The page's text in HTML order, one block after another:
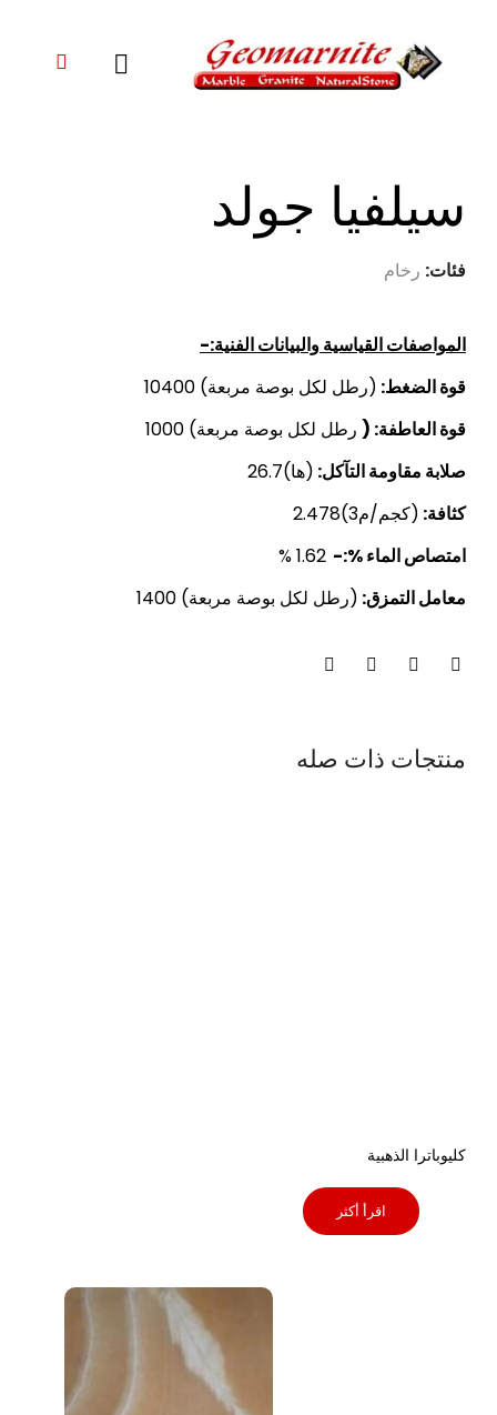
سيلفيا جولد
فئات: رخام
المواصفات القياسية والبيانات الفنية:-
قوة الضغط: (رطل لكل بوصة مربعة) 10400
قوة العاطفة: ( رطل لكل بوصة مربعة) 1000
صلابة مقاومة التآكل: (ها)26.7
كثافة: (كجم/م3)2.478
امتصاص الماء %:- 1.62 %
معامل التمزق: (رطل لكل بوصة مربعة) 1400
منتجات ذات صله
كليوباترا الذهبية
اقرأ أكثر